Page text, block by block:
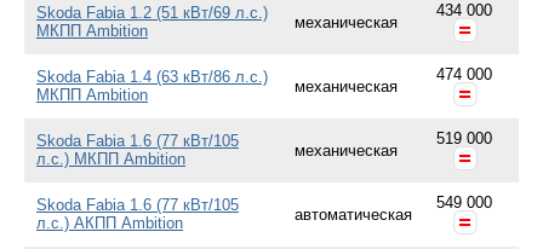
Skoda Fabia 1.2 (51 кВт/69 л.с.)
МКПП Ambition
механическая
434 000
Skoda Fabia 1.4 (63 кВт/86 л.с.)
МКПП Ambition
механическая
474 000
Skoda Fabia 1.6 (77 кВт/105
л.с.) МКПП Ambition
механическая
519 000
Skoda Fabia 1.6 (77 кВт/105
л.с.) АКПП Ambition
автоматическая
549 000